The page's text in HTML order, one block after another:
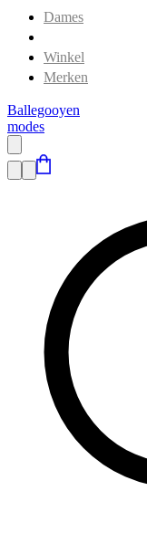
Dames
Winkel
Merken
Ballegooyen
modes